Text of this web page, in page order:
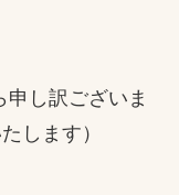
し訳ございま
します）